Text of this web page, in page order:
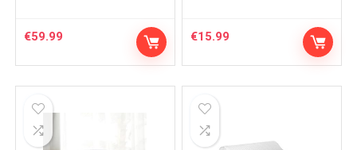
€59.99 €15.99